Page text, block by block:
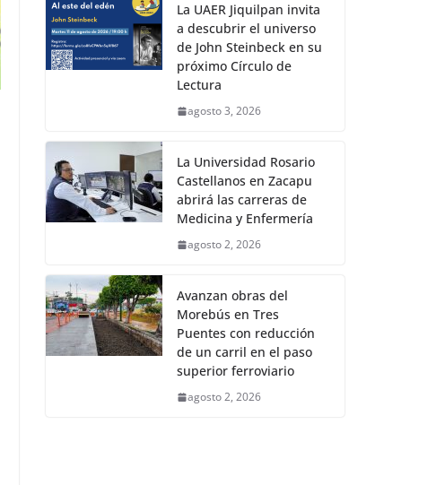
La UAER Jiquilpan invita
a descubrir el universo
de John Steinbeck en su
próximo Círculo de
Lectura
agosto 3, 2026
La Universidad Rosario
Castellanos en Zacapu
abrirá las carreras de
Medicina y Enfermería
agosto 2, 2026
Avanzan obras del
Morebús en Tres
Puentes con reducción
de un carril en el paso
superior ferroviario
agosto 2, 2026